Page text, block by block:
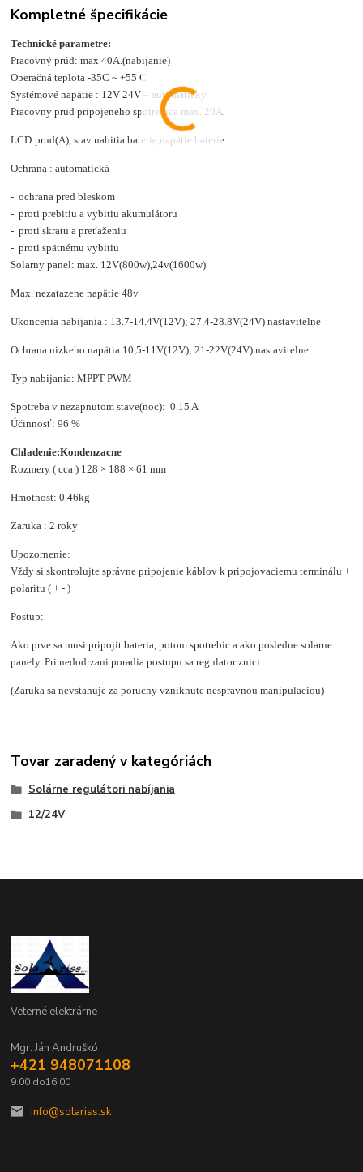
Kompletné špecifikácie
Technické parametre:
Pracovný prúd: max 40A.(nabijanie)
Operačná teplota -35C ~ +55 C
Systémové napätie : 12V 24V – automaticky
Pracovny prud pripojeneho spotrebica max. 20A
LCD:prud(A), stav nabitia baterie,napätie baterie
Ochrana : automatická
- ochrana pred bleskom
- proti prebitiu a vybitiu akumulátoru
- proti skratu a preťaženiu
- proti spätnému vybitiu
Solarny panel: max. 12V(800w),24v(1600w)
Max. nezatazene napätie 48v
Ukoncenia nabijania : 13.7-14.4V(12V); 27.4-28.8V(24V) nastavitelne
Ochrana nizkeho napätia 10,5-11V(12V); 21-22V(24V) nastavitelne
Typ nabijania: MPPT PWM
Spotreba v nezapnutom stave(noc): 0.15 A
Účinnosť: 96 %
Chladenie:Kondenzacne
Rozmery ( cca ) 128 × 188 × 61 mm
Hmotnost: 0.46kg
Zaruka : 2 roky
Upozornenie:
Vždy si skontrolujte správne pripojenie káblov k pripojovaciemu terminálu +
polaritu ( + - )
Postup:
Ako prve sa musi pripojit bateria, potom spotrebic a ako posledne solarne
panely. Pri nedodrzani poradia postupu sa regulator znici
(Zaruka sa nevstahuje za poruchy vzniknute nespravnou manipulaciou)
Tovar zaradený v kategóriách
Solárne regulátori nabíjania
12/24V
Veterné elektrárne
Mgr. Ján Andruškó
+421 948071108
9.00 do16.00
info@solariss.sk